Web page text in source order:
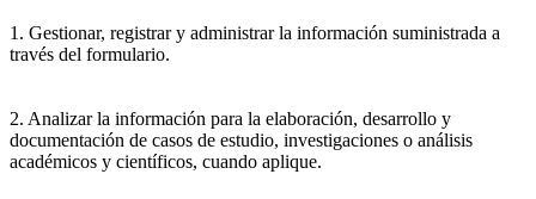
1. Gestionar, registrar y administrar la información suministrada a
través del formulario.
2. Analizar la información para la elaboración, desarrollo y
documentación de casos de estudio, investigaciones o análisis
académicos y científicos, cuando aplique.